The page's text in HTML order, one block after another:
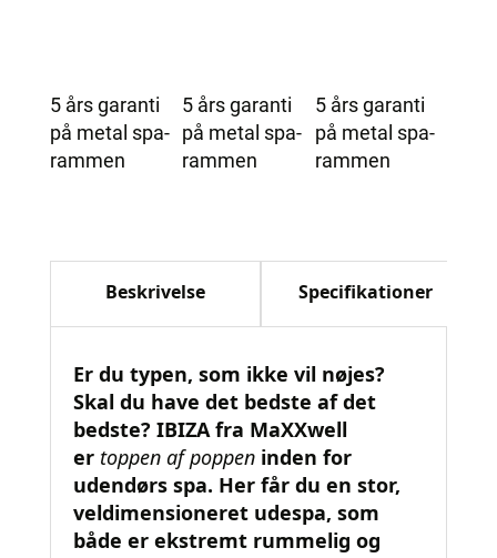
5 års garanti
på metal spa-
rammen
5 års garanti
på metal spa-
rammen
5 års garanti
på metal spa-
rammen
Beskrivelse Specifikationer
Er du typen, som ikke vil nøjes?
Skal du have det bedste af det
bedste? IBIZA fra MaXXwell
er toppen af poppeninden for
udendørs spa. Her får du en stor,
veldimensioneret udespa, som
både er ekstremt rummelig og